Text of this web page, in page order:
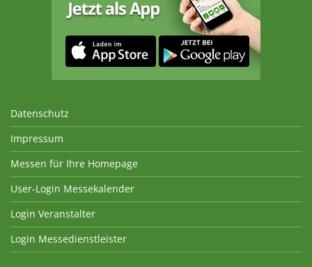
Datenschutz
Impressum
Messen für Ihre Homepage
User-Login Messekalender
Login Veranstalter
Login Messedienstleister